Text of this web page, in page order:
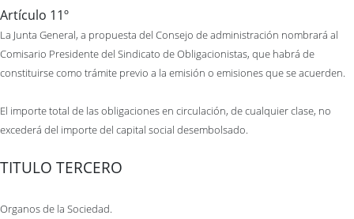
Artículo 11º
La Junta General, a propuesta del Consejo de administración nombrará al
Comisario Presidente del Sindicato de Obligacionistas, que habrá de
constituirse como trámite previo a la emisión o emisiones que se acuerden.
El importe total de las obligaciones en circulación, de cualquier clase, no
excederá del importe del capital social desembolsado.
TITULO TERCERO
Organos de la Sociedad.